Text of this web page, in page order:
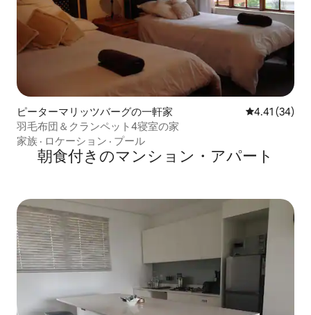
ピーターマリッツバーグの一軒家 レビュー34
4.41 (34)
羽毛布団＆クランペット4寝室の家
家族 · ロケーション · プール
朝食付きのマンション・アパート